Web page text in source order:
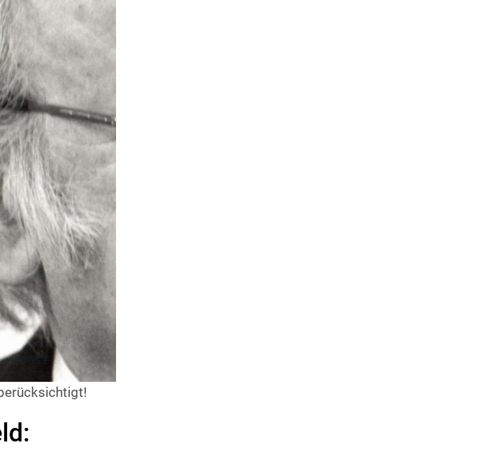
stehen dabei im Zentrum:
Komponistin / Ein interessierter Komponist verfasst ein Werk, in dem ein Thema
von Paul Huber im Sinne einer Metamorphose verarbeitet ist.
Besetzung:
soll für Blasorchester entweder der Höchstklasse oder der 1. Klasse geeignet
Ermessen der Interessentin / des Interessenten, für welche der vorgegebenen
das eingereichte Werk bestimmt ist.
Komposition liegt im Ermessen der Komponistin / des Komponisten.
Werks:
/ dem Komponisten frei, über die Form der Komposition zu bestimmen,
einer der klassischen Formen entspricht. Werke, die eine Geschichte vertonen,